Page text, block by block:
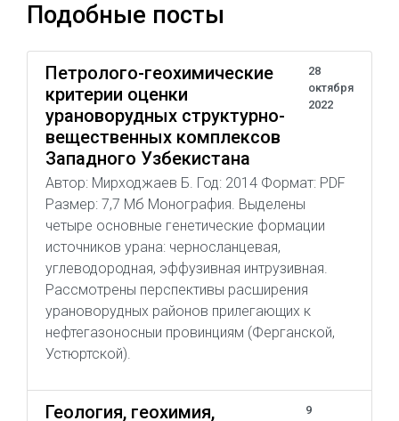
Подобные посты
Петролого-геохимические
критерии оценки
урановорудных структурно-
вещественных комплексов
Западного Узбекистана
28
октября
2022
Автор: Мирходжаев Б. Год: 2014 Формат: PDF
Размер: 7,7 Мб Монография. Выделены
четыре основные генетические формации
источников урана: черносланцевая,
углеводородная, эффузивная интрузивная.
Рассмотрены перспективы расширения
урановорудных районов прилегающих к
нефтегазоносныи провинциям (Ферганской,
Устюртской).
Геология, геохимия,
9